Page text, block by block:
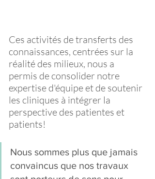
Ces activités de transferts des
connaissances, centrées sur la
réalité des milieux, nous a
permis de consolider notre
expertise d'équipe et de soutenir
les cliniques à intégrer la
perspective des patientes et
patients!
Nous sommes plus que jamais
convaincus que nos travaux